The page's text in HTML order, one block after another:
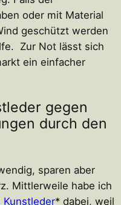
oder mit Material
geschützt werden
Zur Not lässt sich
ein einfacher
gegen
durch den
sparen aber
Mittlerweile habe ich
Kunstleder* dabei, weil